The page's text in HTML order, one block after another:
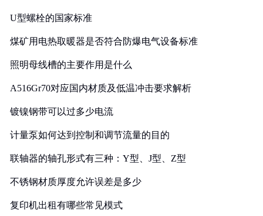
U型螺栓的国家标准
煤矿用电热取暖器是否符合防爆电气设备标准
照明母线槽的主要作用是什么
A516Gr70对应国内材质及低温冲击要求解析
镀镍钢带可以过多少电流
计量泵如何达到控制和调节流量的目的
联轴器的轴孔形式有三种：Y型、J型、Z型
不锈钢材质厚度允许误差是多少
复印机出租有哪些常见模式